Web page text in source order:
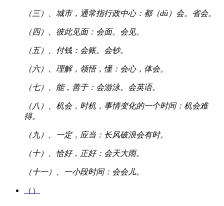
（三）、城市，通常指行政中心：都（dū）会。省会。
（四）、彼此见面：会面。会见。
（五）、付钱：会账。会钞。
（六）、理解，领悟，懂：会心，体会。
（七）、能，善于：会游泳。会英语。
（八）、机会，时机，事情变化的一个时间：机会难
得。
（九）、一定，应当：长风破浪会有时。
（十）、恰好，正好：会天大雨。
（十一）、一小段时间：会会儿。
（）